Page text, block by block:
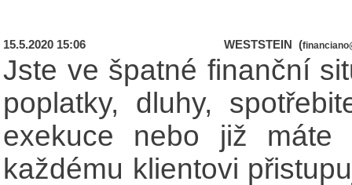
15.5.2020 15:06 WESTSTEIN (
Jste ve špatné finanční
poplatky, dluhy,
exekuce nebo již máte
každému klientovi